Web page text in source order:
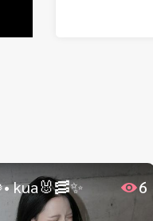
kua🐰🥓✨ 6